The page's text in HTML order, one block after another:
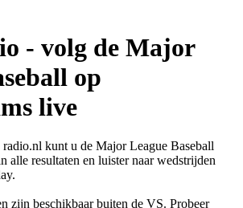
- volg de Major
op
live
kunt u de Major League Baseball
alle resultaten en luister naar wedstrijden
zijn beschikbaar buiten de VS. Probeer